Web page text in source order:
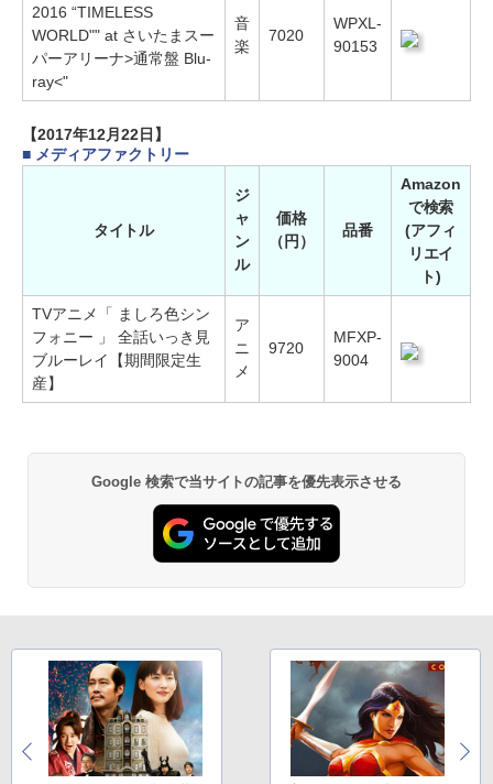
2016 “TIMELESS
WORLD"" at さいたまスー
パーアリーナ>通常盤 Blu-
ray<"
音
楽
7020
WPXL-
90153
【2017年12月22日】
■ メディアファクトリー
タイトル
ジ
ャ
ン
ル
価格
（円）
品番
Amazon
で検索
(アフィ
リエイ
ト)
TVアニメ「 ましろ色シン
フォニー 」 全話いっき見
ブルーレイ【期間限定生
産】
ア
ニ
メ
9720
MFXP-
9004
Google 検索で当サイトの記事を優先表示させる